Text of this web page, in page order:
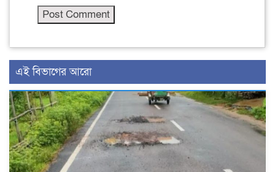
এই বিভাগের আরো